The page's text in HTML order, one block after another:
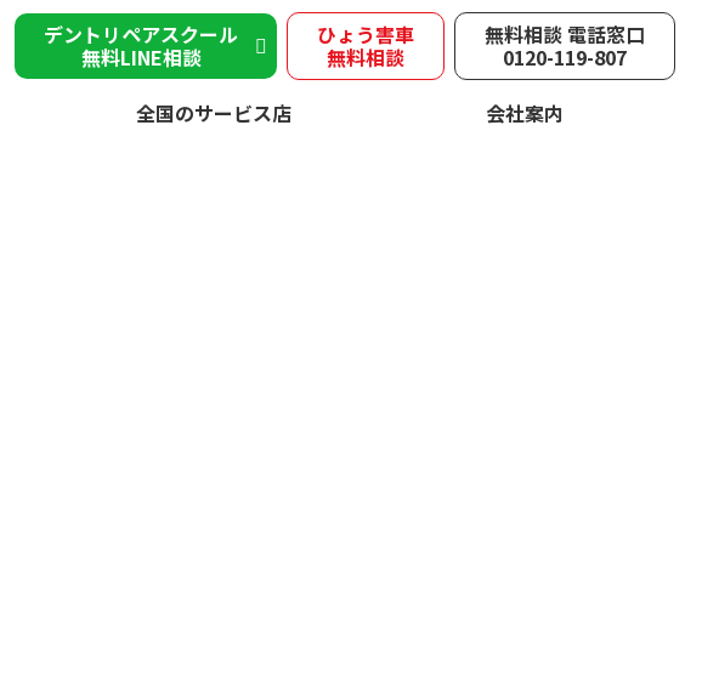
デントリペアスクール
無料LINE相談
ひょう害車
無料相談
無料相談 電話窓口
0120-119-807
全国のサービス店 会社案内